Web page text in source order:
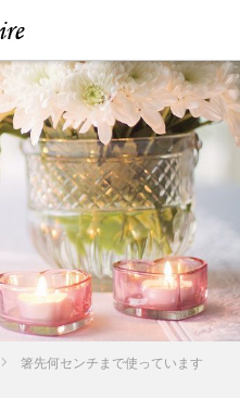
箸先何センチまで使っています